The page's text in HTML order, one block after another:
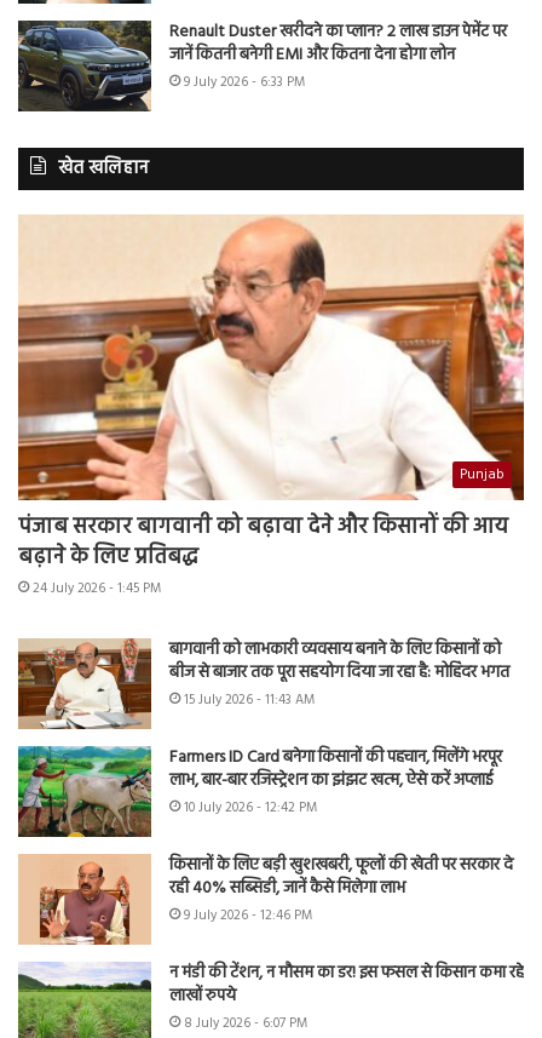
Renault Duster खरीदने का प्लान? 2 लाख डाउन पेमेंट पर
जानें कितनी बनेगी EMI और कितना देना होगा लोन
9 July 2026 - 6:33 PM
खेत खलिहान
Punjab
पंजाब सरकार बागवानी को बढ़ावा देने और किसानों की आय
बढ़ाने के लिए प्रतिबद्ध
24 July 2026 - 1:45 PM
बागवानी को लाभकारी व्यवसाय बनाने के लिए किसानों को
बीज से बाजार तक पूरा सहयोग दिया जा रहा है: मोहिंदर भगत
15 July 2026 - 11:43 AM
Farmers ID Card बनेगा किसानों की पहचान, मिलेंगे भरपूर
लाभ, बार-बार रजिस्ट्रेशन का झंझट खत्म, ऐसे करें अप्लाई
10 July 2026 - 12:42 PM
किसानों के लिए बड़ी खुशखबरी, फूलों की खेती पर सरकार दे
रही 40% सब्सिडी, जानें कैसे मिलेगा लाभ
9 July 2026 - 12:46 PM
न मंडी की टेंशन, न मौसम का डर! इस फसल से किसान कमा रहे
लाखों रुपये
8 July 2026 - 6:07 PM